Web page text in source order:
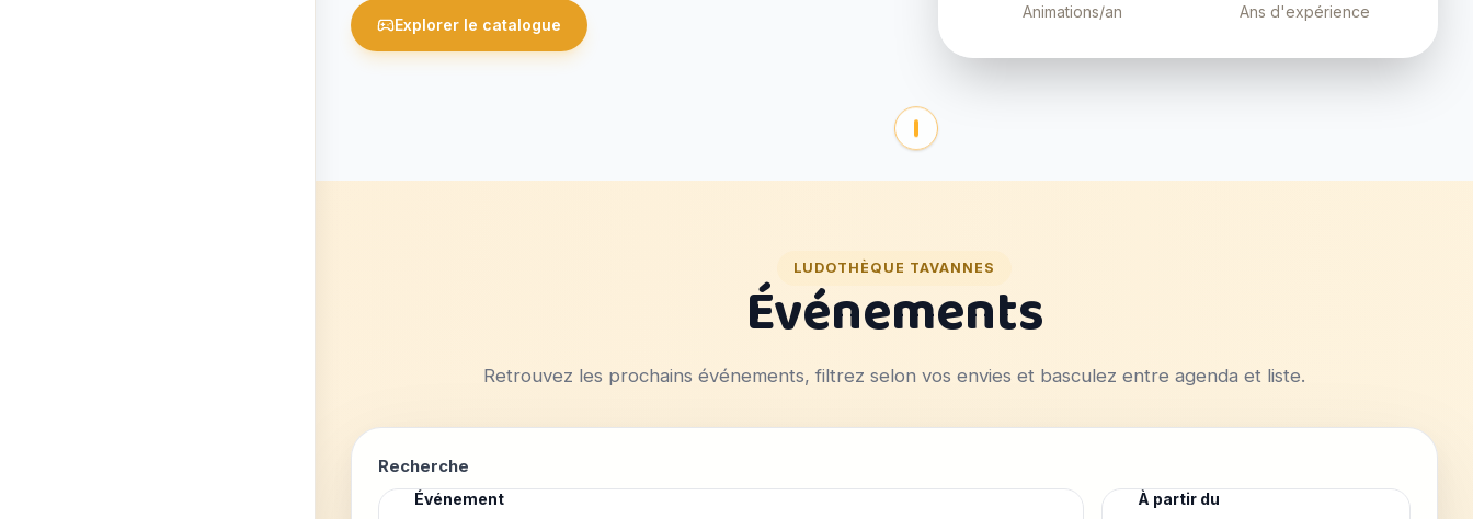
Explorer le catalogue
Animations/an Ans d'expérience
LUDOTHÈQUE TAVANNES
Événements
Retrouvez les prochains événements, filtrez selon vos envies et basculez entre agenda et liste.
Recherche
Événement À partir du